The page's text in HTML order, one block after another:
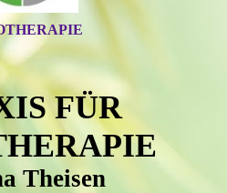
FÜR
Theisen